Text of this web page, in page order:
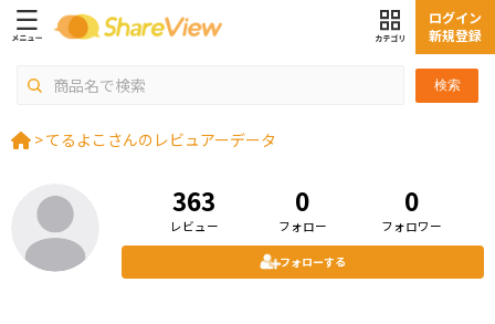
検索
ログイン
新規登録
>てるよこさんのレビュアーデータ
363
レビュー
0
フォロー
0
フォロワー
フォローする